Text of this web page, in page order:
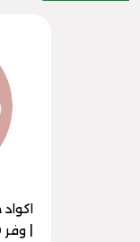
| وفر 150 ريال اليوم